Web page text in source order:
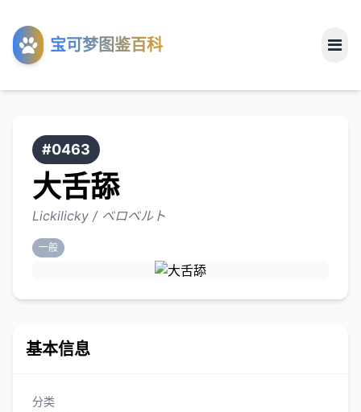
宝可梦图鉴百科
工具
关于
#0463
大舌舔
Lickilicky / ベロベルト
一般
基本信息
分类